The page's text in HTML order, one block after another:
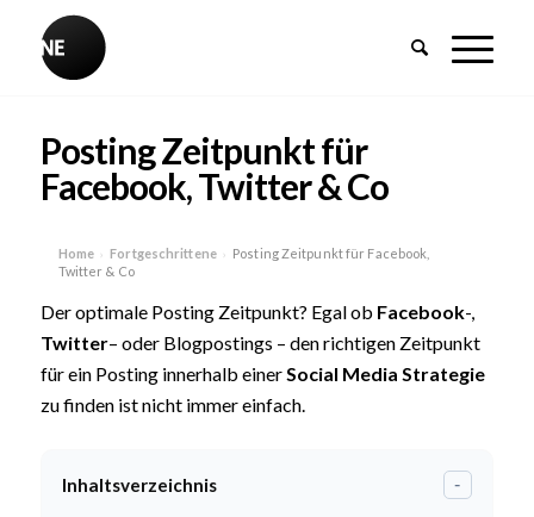
Posting Zeitpunkt für
Facebook, Twitter & Co
Home › Fortgeschrittene › Posting Zeitpunkt für Facebook,
Twitter & Co
Der optimale Posting Zeitpunkt? Egal ob Facebook-,
Twitter– oder Blogpostings – den richtigen Zeitpunkt
für ein Posting innerhalb einerSocial Media Strategie
zu finden ist nicht immer einfach.
Inhaltsverzeichnis -